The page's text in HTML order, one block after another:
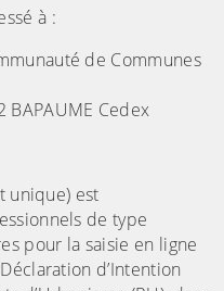
à :
de Communes
BAPAUME Cedex
unique) est
de type
pour la saisie en ligne
d’Intention